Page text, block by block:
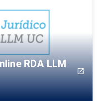
RDA LLM
launch